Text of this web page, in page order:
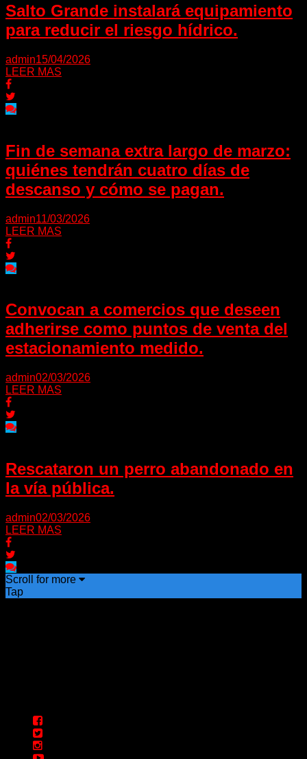
Salto Grande instalará equipamiento
para reducir el riesgo hídrico.
admin15/04/2026
LEER MAS
Fin de semana extra largo de marzo:
quiénes tendrán cuatro días de
descanso y cómo se pagan.
admin11/03/2026
LEER MAS
Convocan a comercios que deseen
adherirse como puntos de venta del
estacionamiento medido.
admin02/03/2026
LEER MAS
Rescataron un perro abandonado en
la vía pública.
admin02/03/2026
LEER MAS
Scroll for more
Tap